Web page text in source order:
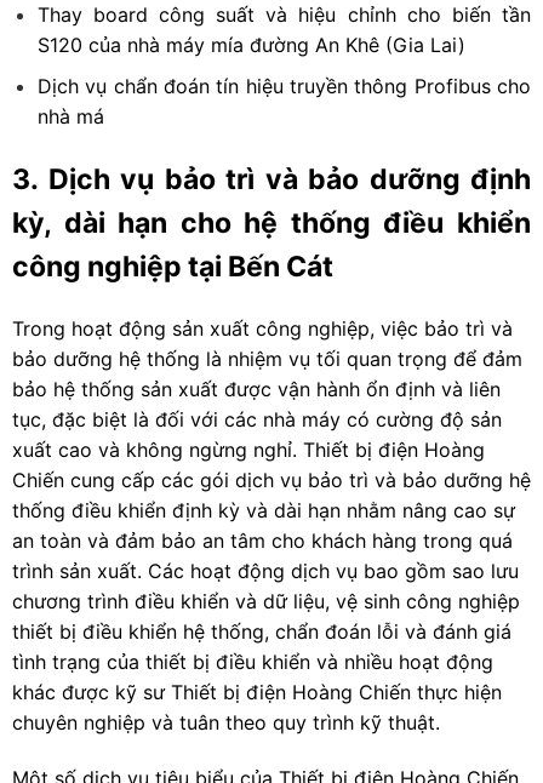
Thay board công suất và hiệu chỉnh cho biến tần
S120 của nhà máy mía đường An Khê (Gia Lai)
Dịch vụ chẩn đoán tín hiệu truyền thông Profibus cho
nhà má
3. Dịch vụ bảo trì và bảo dưỡng định
kỳ, dài hạn cho hệ thống điều khiển
công nghiệp tại Bến Cát
Trong hoạt động sản xuất công nghiệp, việc bảo trì và
bảo dưỡng hệ thống là nhiệm vụ tối quan trọng để đảm
bảo hệ thống sản xuất được vận hành ổn định và liên
tục, đặc biệt là đối với các nhà máy có cường độ sản
xuất cao và không ngừng nghỉ. Thiết bị điện Hoàng
Chiến cung cấp các gói dịch vụ bảo trì và bảo dưỡng hệ
thống điều khiển định kỳ và dài hạn nhằm nâng cao sự
an toàn và đảm bảo an tâm cho khách hàng trong quá
trình sản xuất. Các hoạt động dịch vụ bao gồm sao lưu
chương trình điều khiển và dữ liệu, vệ sinh công nghiệp
thiết bị điều khiển hệ thống, chẩn đoán lỗi và đánh giá
tình trạng của thiết bị điều khiển và nhiều hoạt động
khác được kỹ sư Thiết bị điện Hoàng Chiến thực hiện
chuyên nghiệp và tuân theo quy trình kỹ thuật.
Một số dịch vụ tiêu biểu của Thiết bị điện Hoàng Chiến